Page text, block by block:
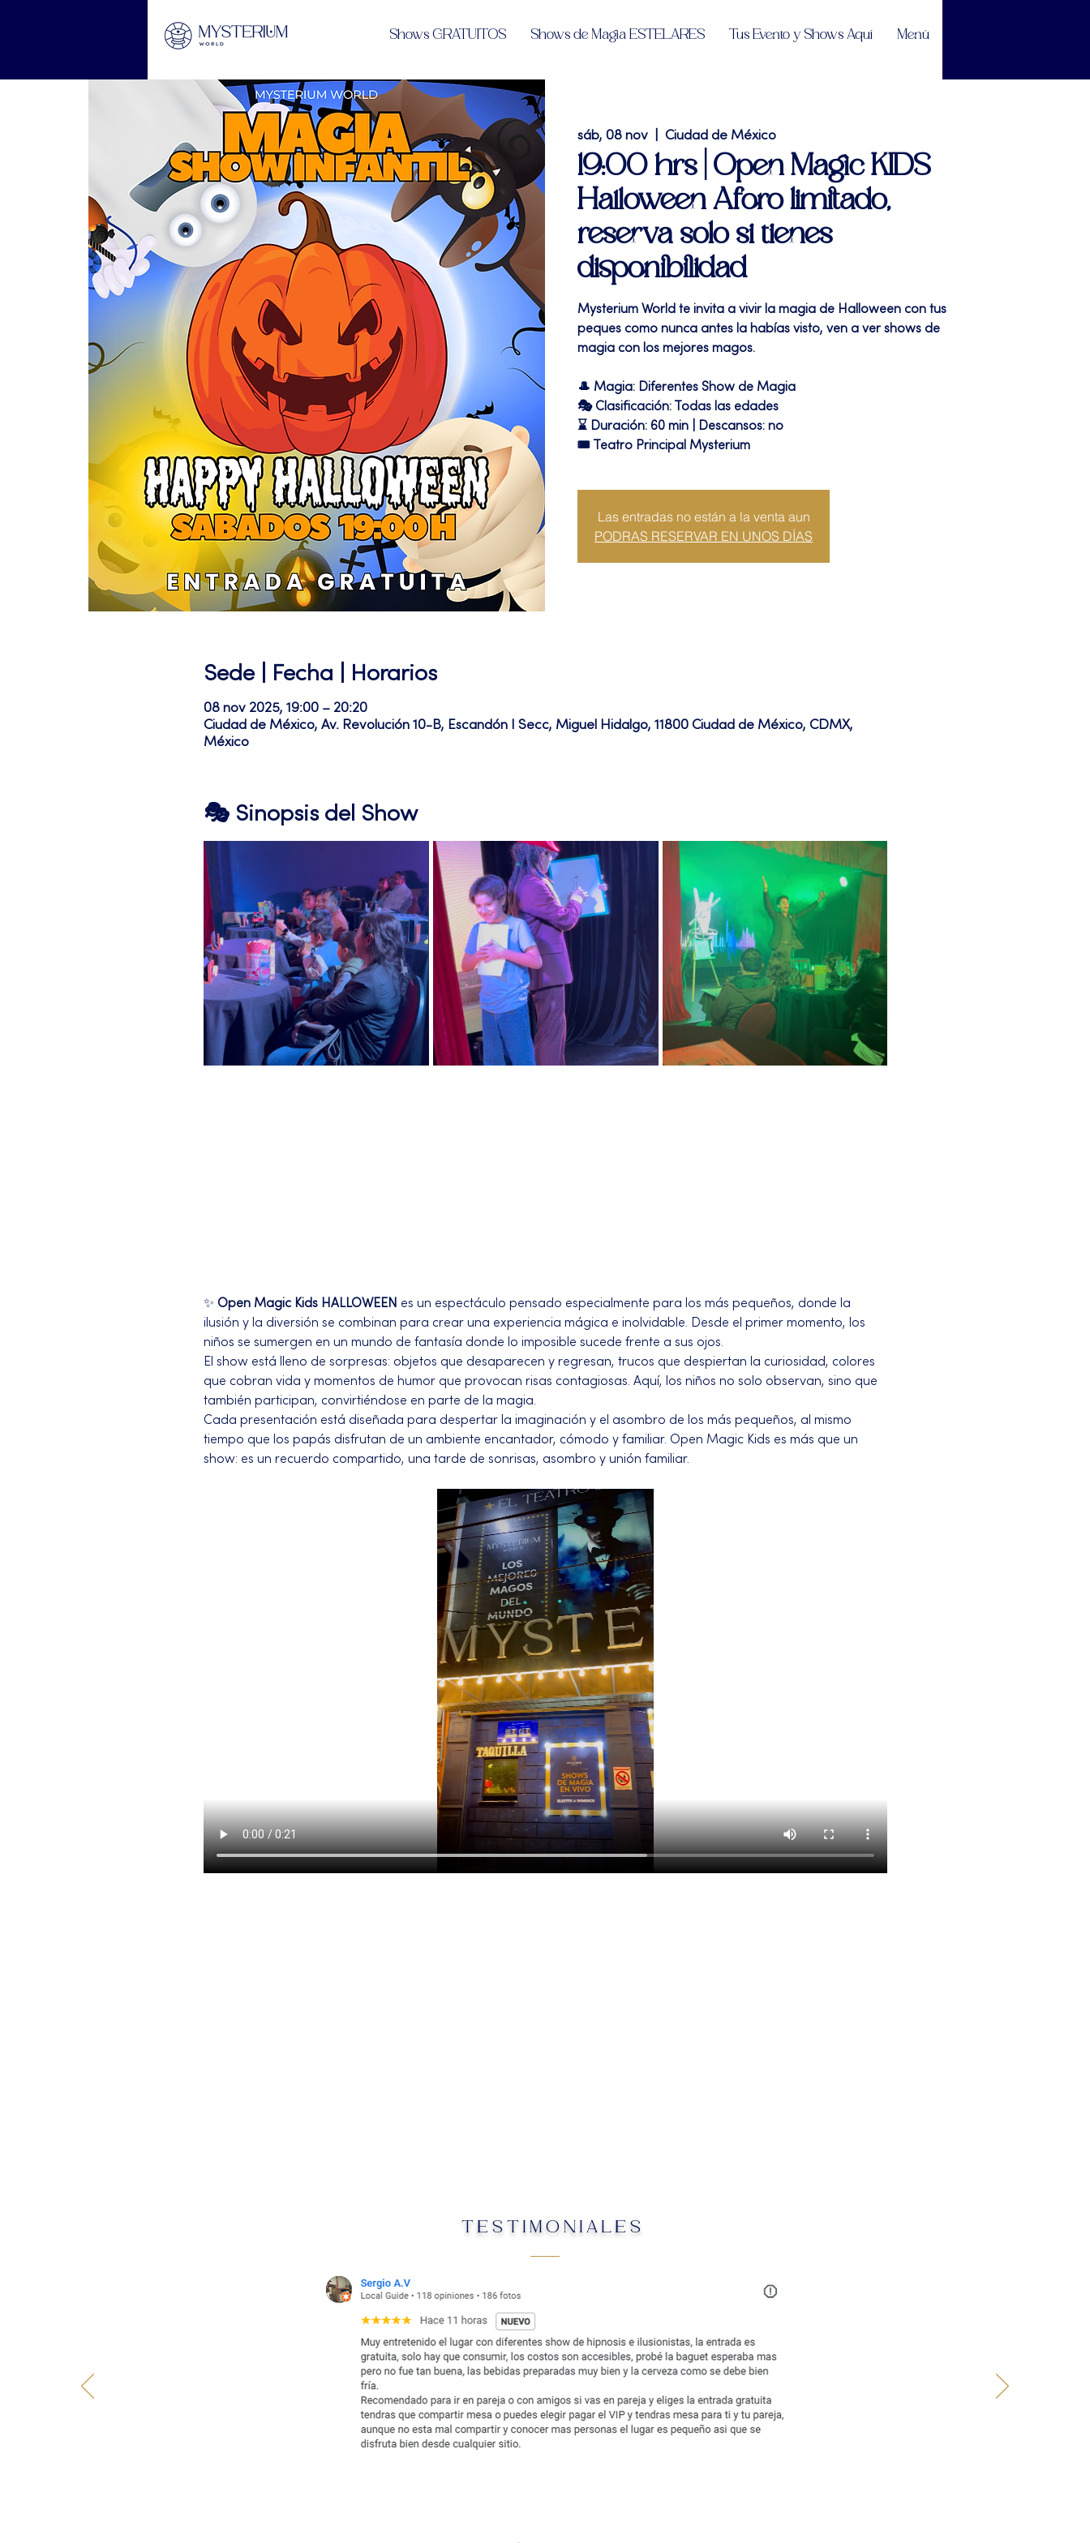
Shows GRATUITOS Shows de Magia ESTELARES Tus Evento y Shows Aquí Menú
sáb, 08 nov Ciudad de México
19:00 hrs | Open Magic KIDS
Halloween Aforo limitado,
reserva solo si tienes
disponibilidad
Mysterium World te invita a vivir la magia de Halloween con tus
peques como nunca antes la habías visto, ven a ver shows de
magia con los mejores magos.
🎩 Magia: Diferentes Show de Magia
🎭 Clasificación: Todas las edades
⌛ Duración: 60 min | Descansos: no
🎟 Teatro Principal Mysterium
Las entradas no están a la venta aun
PODRAS RESERVAR EN UNOS DÍAS
Sede | Fecha | Horarios
08 nov 2025, 19:00 – 20:20
Ciudad de México, Av. Revolución 10-B, Escandón I Secc, Miguel Hidalgo, 11800 Ciudad de México, CDMX,
México
🎭 Sinopsis del Show
✨ Open Magic Kids HALLOWEEN es un espectáculo pensado especialmente para los más pequeños, donde la
ilusión y la diversión se combinan para crear una experiencia mágica e inolvidable. Desde el primer momento, los
niños se sumergen en un mundo de fantasía donde lo imposible sucede frente a sus ojos.
El show está lleno de sorpresas: objetos que desaparecen y regresan, trucos que despiertan la curiosidad, colores
que cobran vida y momentos de humor que provocan risas contagiosas. Aquí, los niños no solo observan, sino que
también participan, convirtiéndose en parte de la magia.
Cada presentación está diseñada para despertar la imaginación y el asombro de los más pequeños, al mismo
tiempo que los papás disfrutan de un ambiente encantador, cómodo y familiar. Open Magic Kids es más que un
show: es un recuerdo compartido, una tarde de sonrisas, asombro y unión familiar.
TESTIMONIALES